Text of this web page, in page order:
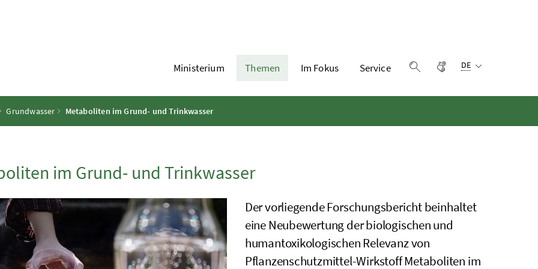
Ministerium Themen Im Fokus
Service
Gebärdensprache
DE
Grundwasser Metaboliten im Grund- und Trinkwasser
im Grund- und Trinkwasser
Der vorliegende Forschungsbericht beinhaltet
eine Neubewertung der biologischen und
humantoxikologischen Relevanz von
Pflanzenschutzmittel-Wirkstoff Metaboliten im